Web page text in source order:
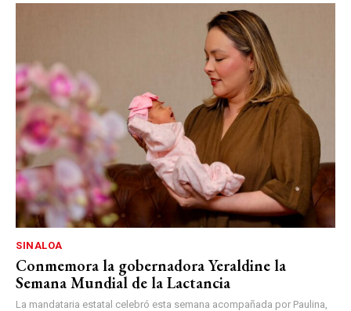
SINALOA
Conmemora la gobernadora Yeraldine la
Semana Mundial de la Lactancia
La mandataria estatal celebró esta semana acompañada por Paulina,